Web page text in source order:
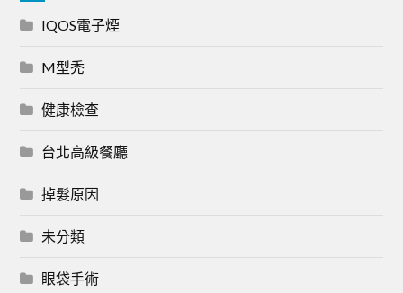
IQOS電子煙
M型禿
健康檢查
台北高級餐廳
掉髮原因
未分類
眼袋手術